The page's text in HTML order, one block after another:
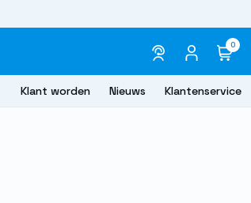
0
Klant worden Nieuws Klantenservice